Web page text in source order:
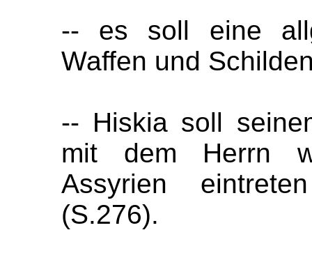
-- es soll eine
Waffen und
-- Hiskia soll
mit dem Herrn
Assyrien
(S.276).